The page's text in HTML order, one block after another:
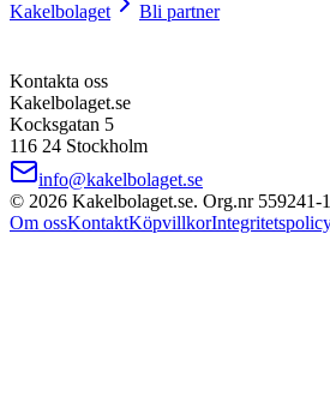
Kakelbolaget
Bli partner
Kontakta oss
Kakelbolaget.se
Kocksgatan 5
116 24 Stockholm
info@kakelbolaget.se
© 2026 Kakelbolaget.se. Org.nr 559241‑
Om ossKontaktKöpvillkor